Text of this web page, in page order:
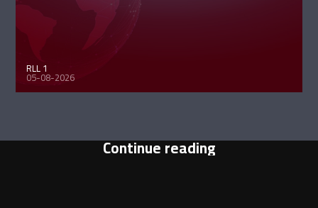
RLL 1
05-08-2026
Continue reading